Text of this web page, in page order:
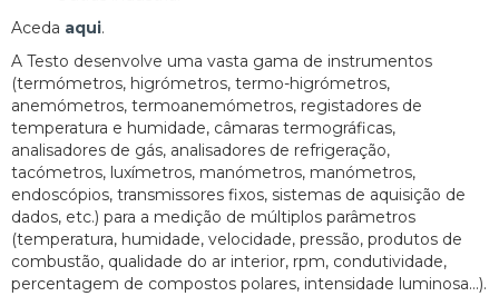
Aceda aqui.
A Testo desenvolve uma vasta gama de instrumentos
(termómetros, higrómetros, termo-higrómetros,
anemómetros, termoanemómetros, registadores de
temperatura e humidade, câmaras termográficas,
analisadores de gás, analisadores de refrigeração,
tacómetros, luxímetros, manómetros, manómetros,
endoscópios, transmissores fixos, sistemas de aquisição de
dados, etc.) para a medição de múltiplos parâmetros
(temperatura, humidade, velocidade, pressão, produtos de
combustão, qualidade do ar interior, rpm, condutividade,
percentagem de compostos polares, intensidade luminosa...).